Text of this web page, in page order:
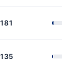
181
135